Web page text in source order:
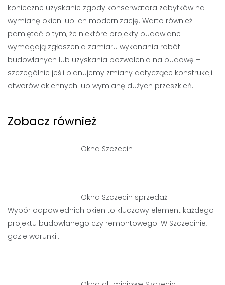
konieczne uzyskanie zgody konserwatora zabytków na
wymianę okien lub ich modernizację. Warto również
pamiętać o tym, że niektóre projekty budowlane
wymagają zgłoszenia zamiaru wykonania robót
budowlanych lub uzyskania pozwolenia na budowę –
szczególnie jeśli planujemy zmiany dotyczące konstrukcji
otworów okiennych lub wymianę dużych przeszkleń.
Zobacz również
Okna Szczecin
Okna Szczecin sprzedaż
Wybór odpowiednich okien to kluczowy element każdego
projektu budowlanego czy remontowego. W Szczecinie,
gdzie warunki…